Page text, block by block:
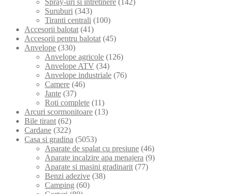
Suruburi (343)
Tiranti centrali (100)
Accesorii balotat (41)
Accesorii pentru balotat (45)
Anvelope (330)
Anvelope agricole (126)
Anvelope ATV (34)
Anvelope industriale (76)
Camere (46)
Jante (37)
Roti complete (11)
Arcuri scormonitoare (13)
Bile tirant (62)
Cardane (322)
Casa si gradina (5053)
Aparate de spalat cu presiune (46)
Aparate incalzire apa menajera (9)
Aparate si masini gradinarit (77)
Benzi adezive (38)
Camping (60)